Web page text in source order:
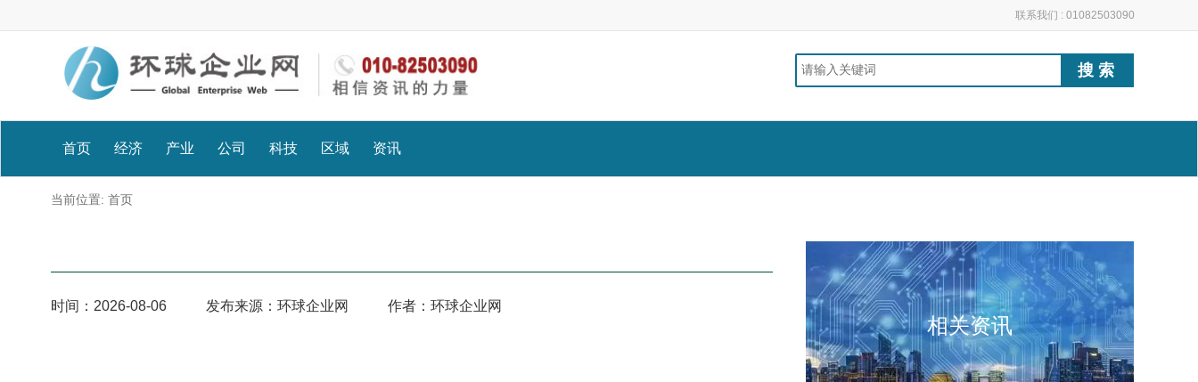
联系我们 : 01082503090
首页 经济 产业 公司 科技 区域 资讯
当前位置: 首页
时间： 2026-08-06 发布来源：环球企业网 作者：环球企业网
相关资讯